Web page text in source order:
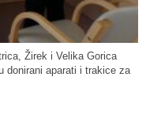
Žirek i Velika Gorica
donirani aparati i trakice za